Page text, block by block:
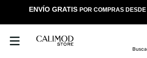
ENVÍO GRATIS POR COMPRAS DESDE